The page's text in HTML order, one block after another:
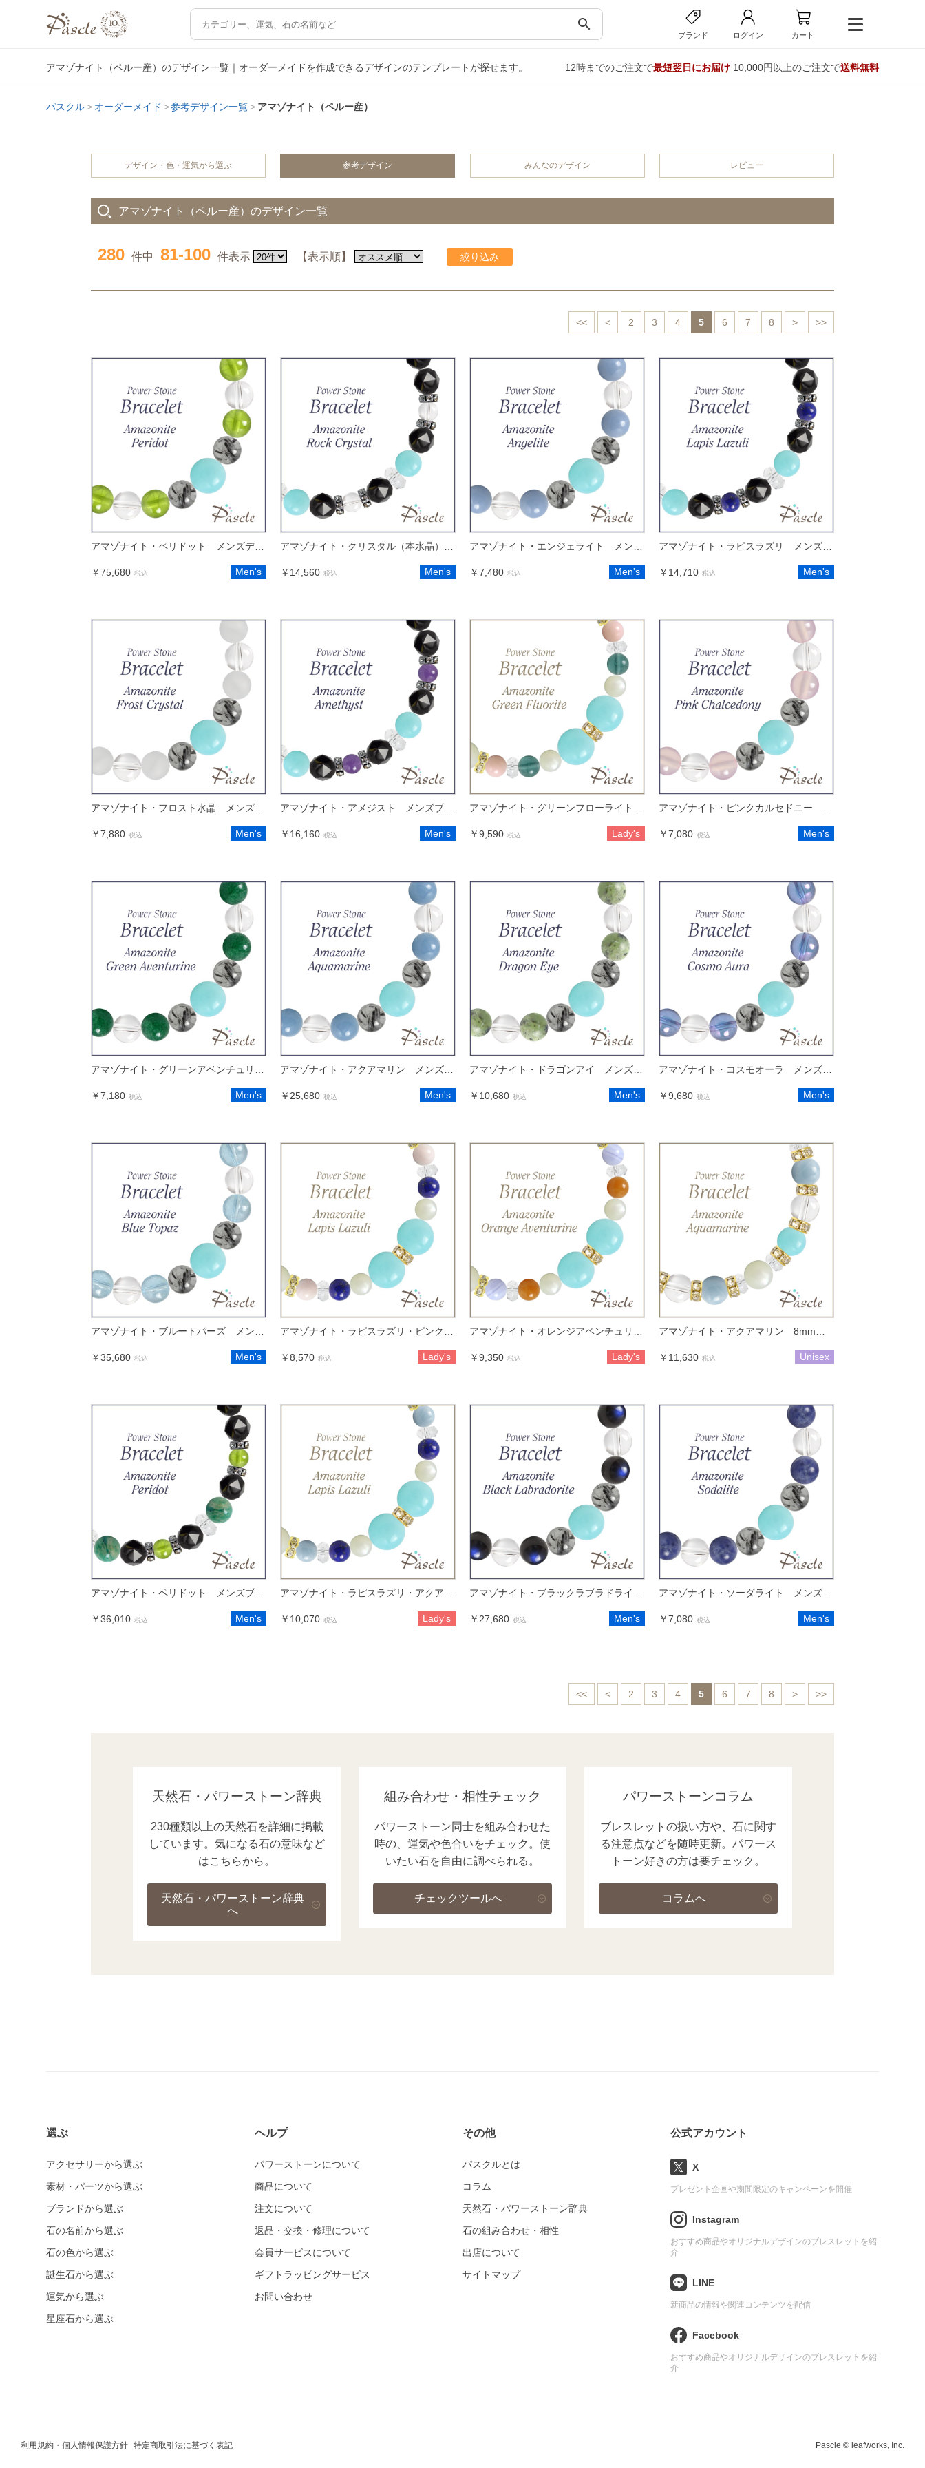
search
ブランド ログイン カート
アマゾナイト（ペルー産）のデザイン一覧｜オーダーメイドを作成できるデザインのテンプレートが探せます。 12時までのご注文で最短翌日にお届け10,000円以上のご注文で送料無料
パスクル オーダーメイド 参考デザイン一覧 アマゾナイト（ペルー産）
デザイン・色・運気から選ぶ 参考デザイン みんなのデザイン レビュー
アマゾナイト（ペルー産）のデザイン一覧
280 件中 81-100 件表示 【表示順】 絞り込み
<< < 2 3 4 5 6 7 8 > >>
アマゾナイト・ペリドット メンズデザインブレスレット
￥75,680 税込 Men's ￥14,560 税込 Men's ￥7,480 税込 Men's ￥14,710 税込 Men's
￥7,880 税込 Men's ￥16,160 税込 Men's ￥9,590 税込 Lady's ￥7,080 税込 Men's
￥7,180 税込 Men's ￥25,680 税込 Men's ￥10,680 税込 Men's ￥9,680 税込 Men's
￥35,680 税込 Men's ￥8,570 税込 Lady's ￥9,350 税込 Lady's ￥11,630 税込 Unisex
￥36,010 税込 Men's ￥10,070 税込 Lady's ￥27,680 税込 Men's ￥7,080 税込 Men's
<< < 2 3 4 5 6 7 8 > >>
天然石・パワーストーン辞典
230種類以上の天然石を詳細に掲載
しています。気になる石の意味など
はこちらから。
天然石・パワーストーン辞典
へ
組み合わせ・相性チェック
パワーストーン同士を組み合わせた
時の、運気や色合いをチェック。使
いたい石を自由に調べられる。
チェックツールへ
パワーストーンコラム
ブレスレットの扱い方や、石に関す
る注意点などを随時更新。パワース
トーン好きの方は要チェック。
コラムへ
選ぶ
アクセサリーから選ぶ
素材・パーツから選ぶ
ブランドから選ぶ
石の名前から選ぶ
石の色から選ぶ
誕生石から選ぶ
運気から選ぶ
星座石から選ぶ
ヘルプ
パワーストーンについて
商品について
注文について
返品・交換・修理について
会員サービスについて
ギフトラッピングサービス
お問い合わせ
その他
パスクルとは
コラム
天然石・パワーストーン辞典
石の組み合わせ・相性
出店について
サイトマップ
公式アカウント
X
プレゼント企画や期間限定のキャンペーンを開催
Instagram
おすすめ商品やオリジナルデザインのブレスレットを紹
介
LINE
新商品の情報や関連コンテンツを配信
Facebook
おすすめ商品やオリジナルデザインのブレスレットを紹
介
利用規約・個人情報保護方針 特定商取引法に基づく表記 Pascle © leafworks, Inc.